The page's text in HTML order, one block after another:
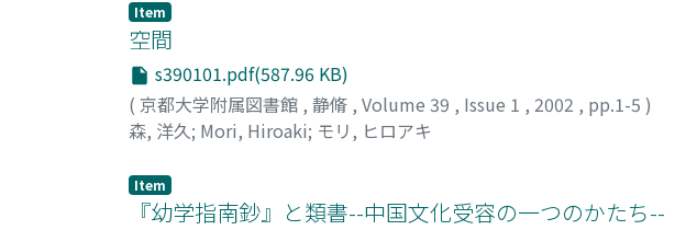
Item
空間
s390101.pdf(587.96 KB)
( 京都大学附属図書館 , 静脩 , Volume 39 , Issue 1 , 2002 , pp.1-5 )
森, 洋久; Mori, Hiroaki; モリ, ヒロアキ
Item
『幼学指南鈔』と類書--中国文化受容の一つのかたち--